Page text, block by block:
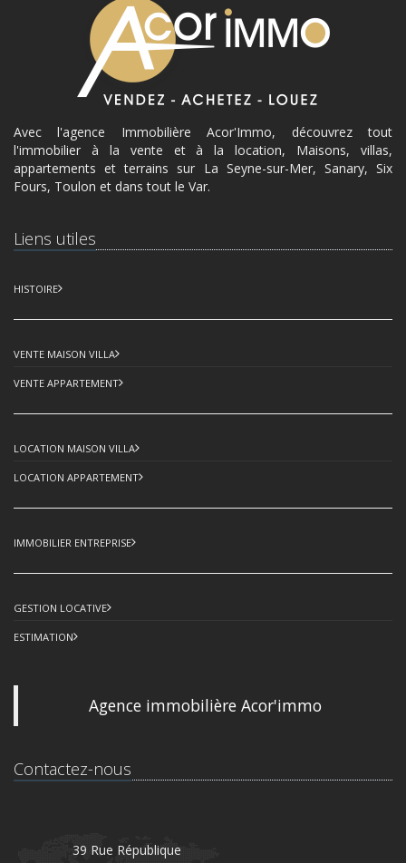
Avec l'agence Immobilière Acor'Immo, découvrez tout
l'immobilier à la vente et à la location, Maisons, villas,
appartements et terrains sur La Seyne-sur-Mer, Sanary, Six
Fours, Toulon et dans tout le Var.
Liens utiles
HISTOIRE
VENTE MAISON VILLA
VENTE APPARTEMENT
LOCATION MAISON VILLA
LOCATION APPARTEMENT
IMMOBILIER ENTREPRISE
GESTION LOCATIVE
ESTIMATION
Agence immobilière Acor'immo
Contactez-nous
39 Rue République